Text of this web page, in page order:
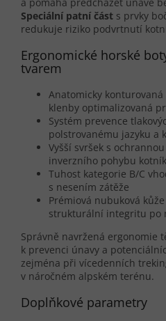
Speciální patní část s prvky
redukuje riziko podvrtnutí
Ergonomické horské
tvarem
Anatomicky
klenby optimalizovaná
Systém prevence
polstrovanému jazyku a
Vyšší svršek s
inverzního pohybu
Tuhost kategorie B/C
s nesením zátěže
Prémiová nubuková
strukturální integritu po
Správně navržená ergonomie
k prevenci únavy a
zejména při vícedenních
v náročném alpském terénu.
Doplňkové parametry